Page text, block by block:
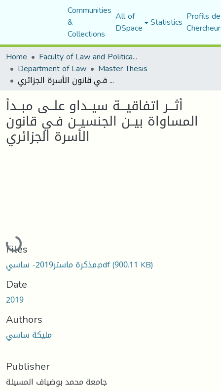
Communities
&
Collections
All of
DSpace Statistics Profils
Home
Faculty of Law and Political Science
Department of Law Master Thesis
أثـــر اتفاقيـــة سيــداو علــى مبــدأ المساواة بيــن الجنسيــن فـي قانون الأسرة الجزائري
أثـــر اتفاقيـــة سيــداو علــى مبــدأ
المساواة بيــن الجنسيــن فـي قانون
الأسرة الجزائري
Loading...
Files
مذكرة ماستر2019- ساسي.pdf(900.11 KB)
Date
2019
Authors
مليكة ساسي
Publisher
جامعة محمد بوضياف المسيلة